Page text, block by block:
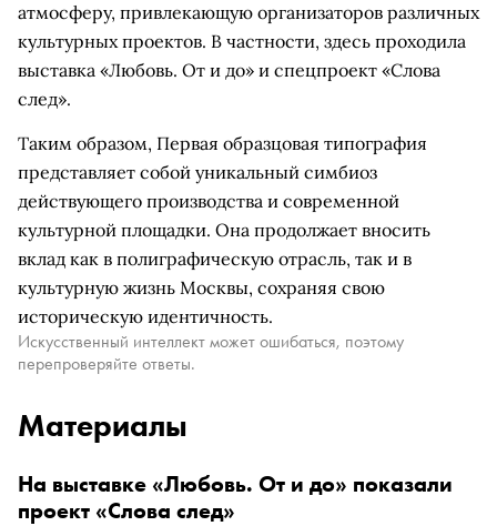
атмосферу, привлекающую организаторов различных
культурных проектов. В частности, здесь проходила
выставка «Любовь. От и до» и спецпроект «Слова
след».
Таким образом, Первая образцовая типография
представляет собой уникальный симбиоз
действующего производства и современной
культурной площадки. Она продолжает вносить
вклад как в полиграфическую отрасль, так и в
культурную жизнь Москвы, сохраняя свою
историческую идентичность.
Искусственный интеллект может ошибаться, поэтому
перепроверяйте ответы.
Материалы
На выставке «Любовь. От и до» показали
проект «Слова след»